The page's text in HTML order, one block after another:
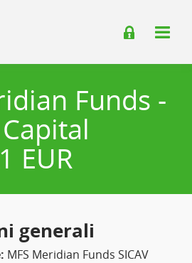
Funds -
EUR
generali
MFS Meridian Funds SICAV